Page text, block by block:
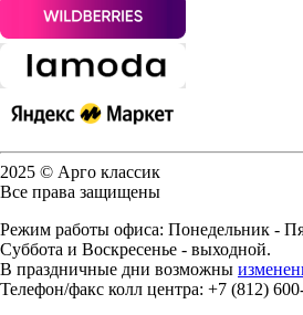
2025 © Арго классик
Все права защищены
Режим работы офиса: Понедельник -
Суббота и Воскресенье - выходной.
В праздничные дни возможны
Телефон/факс колл центра: +7 (812)